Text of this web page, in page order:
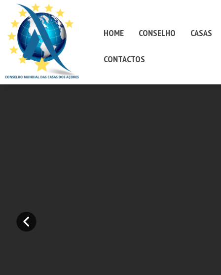
HOME CONSELHO CASAS
CONTACTOS